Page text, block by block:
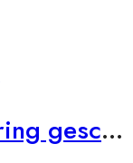
585er Gelbgold Spannring geschwungen mit Diamant 0,25 ct.